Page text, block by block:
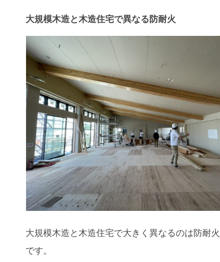
大規模木造と木造住宅で異なる防耐火
大規模木造 と木造住宅で大きく異なるのは防耐
です。